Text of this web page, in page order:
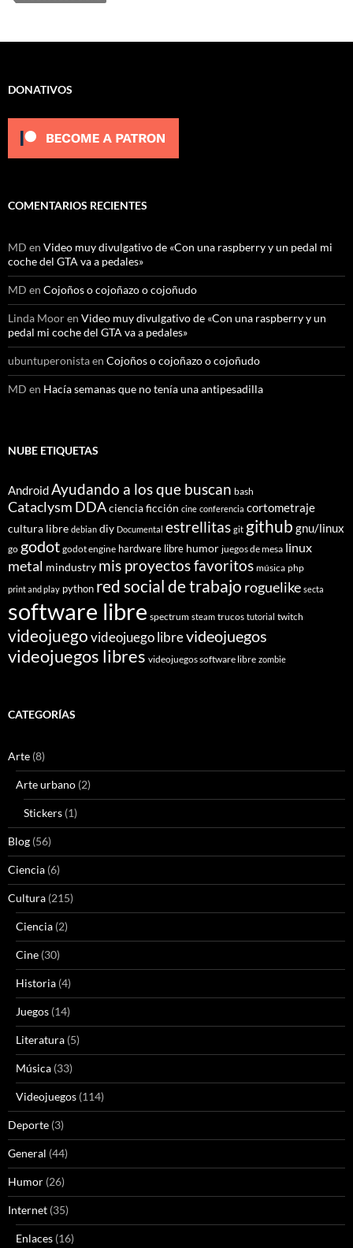
DONATIVOS
COMENTARIOS RECIENTES
MD en Video muy divulgativo de «Con una raspberry y un pedal mi
coche del GTA va a pedales»
MD en Cojoños o cojoñazo o cojoñudo
Linda Mooren Video muy divulgativo de «Con una raspberry y un
pedal mi coche del GTA va a pedales»
ubuntuperonistaen Cojoños o cojoñazo o cojoñudo
MD en Hacía semanas que no tenía una antipesadilla
NUBE ETIQUETAS
AndroidAyudando a los que buscan bash
Cataclysm DDAciencia ficción cine conferencia cortometraje
cultura libre debian diy Documental estrellitas git github gnu/linux
go godot godot engine hardware libre humor juegos de mesa linux
metal mindustry mis proyectos favoritos música php
print and play python red social de trabajo roguelike secta
software libre spectrum steam trucos tutorial twitch
videojuegovideojuego librevideojuegos
videojuegos libres videojuegos software libre zombie
CATEGORÍAS
Arte (8)
Arte urbano (2)
Stickers (1)
Blog (56)
Ciencia (6)
Cultura (215)
Ciencia (2)
Cine (30)
Historia (4)
Juegos (14)
Literatura (5)
Música (33)
Videojuegos (114)
Deporte (3)
General (44)
Humor (26)
Internet (35)
Enlaces (16)